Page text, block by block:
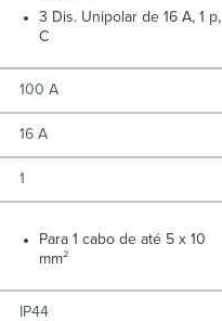
3 Dis. Unipolar de 16 A, 1 p,
C
100 A
16 A
1
Para 1 cabo de até 5 x 10
mm²
IP44